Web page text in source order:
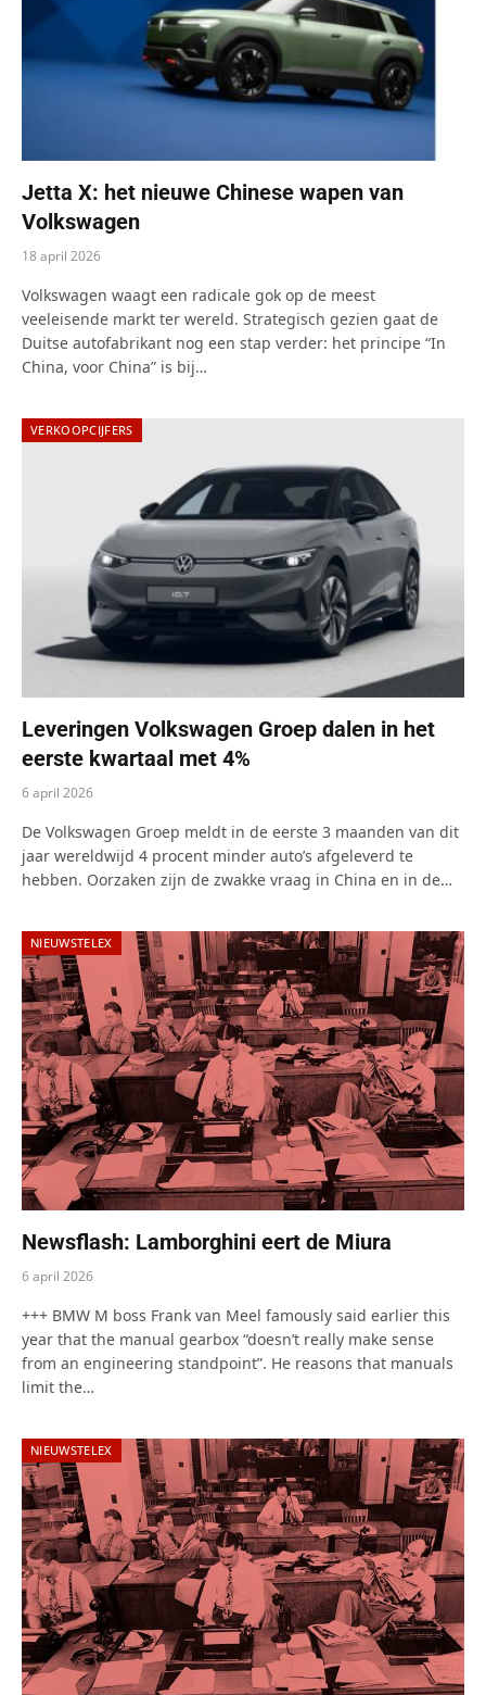
Jetta X: het nieuwe Chinese wapen van
Volkswagen
18 april 2026
Volkswagen waagt een radicale gok op de meest
veeleisende markt ter wereld. Strategisch gezien gaat de
Duitse autofabrikant nog een stap verder: het principe “In
China, voor China” is bij…
VERKOOPCIJFERS
Leveringen Volkswagen Groep dalen in het
eerste kwartaal met 4%
6 april 2026
De Volkswagen Groep meldt in de eerste 3 maanden van dit
jaar wereldwijd 4 procent minder auto’s afgeleverd te
hebben. Oorzaken zijn de zwakke vraag in China en in de…
NIEUWSTELEX
Newsflash: Lamborghini eert de Miura
6 april 2026
+++ BMW M boss Frank van Meel famously said earlier this
year that the manual gearbox “doesn’t really make sense
from an engineering standpoint”. He reasons that manuals
limit the…
NIEUWSTELEX